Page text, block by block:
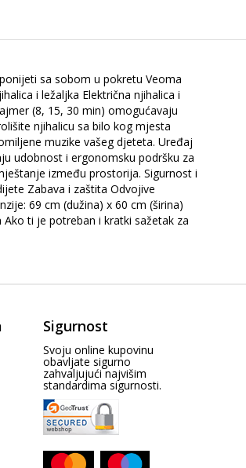
sa sobom u pokretu Veoma
i ležaljka Električna njihalica i
(8, 15, 30 min) omogućavaju
njihalicu sa bilo kog mjesta
muzike vašeg djeteta. Uređaj
udobnost i ergonomsku podršku za
između prostorija. Sigurnost i
Zabava i zaštita Odvojive
69 cm (dužina) x 60 cm (širina)
ti je potreban i kratki sažetak za
Sigurnost
Svoju online kupovinu
obavljate sigurno
zahvaljujući najvišim
standardima sigurnosti.